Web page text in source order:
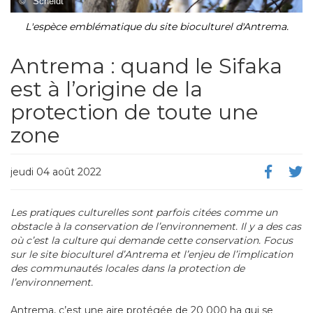
L'espèce emblématique du site bioculturel d'Antrema.
Antrema : quand le Sifaka
est à l’origine de la
protection de toute une
zone
jeudi 04 août 2022
Les pratiques culturelles sont parfois citées comme un
obstacle à la conservation de l’environnement. Il y a des cas
où c’est la culture qui demande cette conservation. Focus
sur le site bioculturel d’Antrema et l’enjeu de l’implication
des communautés locales dans la protection de
l’environnement.